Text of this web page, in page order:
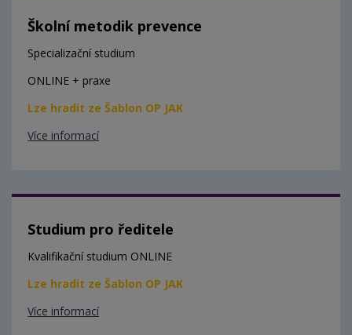
Školní metodik prevence
Specializační studium
ONLINE + praxe
Lze hradit ze Šablon OP JAK
Více informací
Studium pro ředitele
Kvalifikační studium ONLINE
Lze hradit ze Šablon OP JAK
Více informací